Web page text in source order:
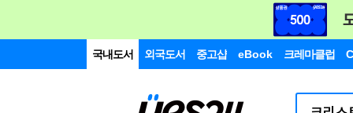
국내도서 외국도서 중고샵 eBook 크레마클럽